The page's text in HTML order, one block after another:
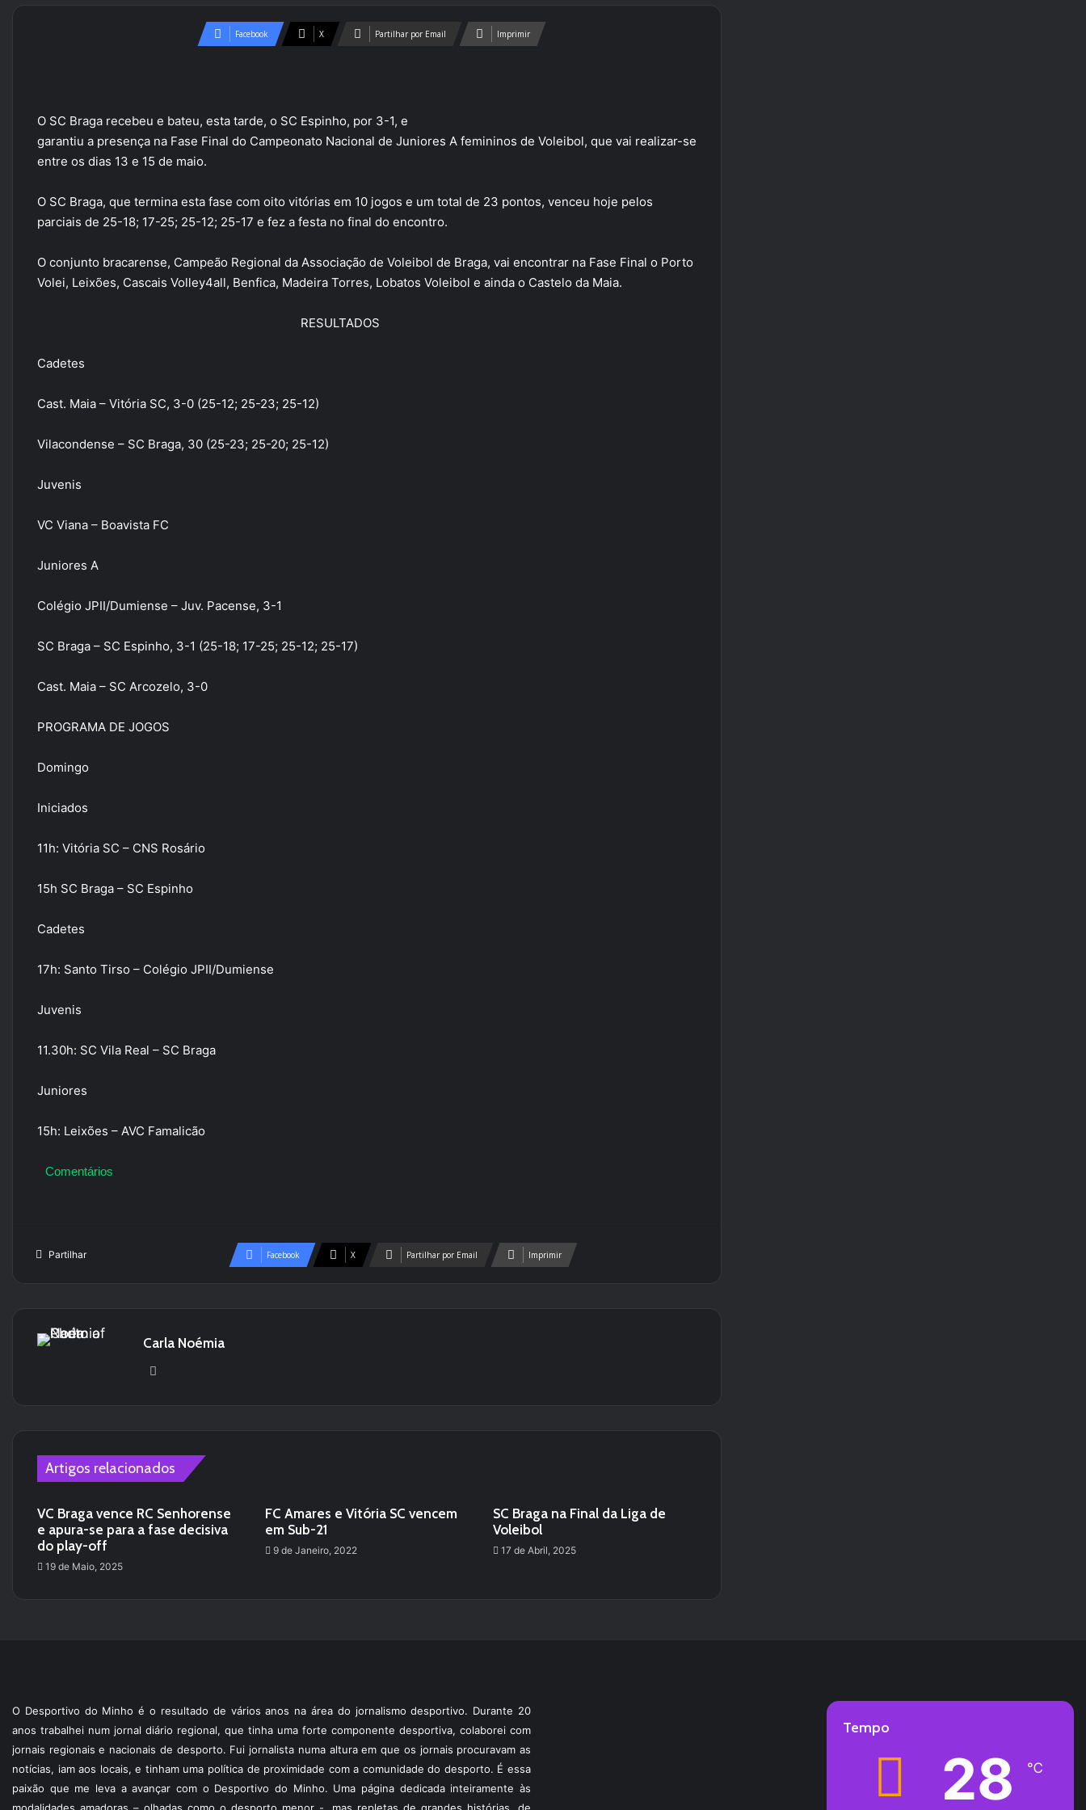
Facebook X Partilhar por Email Imprimir
O SC Braga recebeu e bateu, esta tarde, o SC Espinho, por 3-1, e
garantiu a presença na Fase Final do Campeonato Nacional de Juniores A femininos de Voleibol, que vai realizar-se
entre os dias 13 e 15 de maio.
O SC Braga, que termina esta fase com oito vitórias em 10 jogos e um total de 23 pontos, venceu hoje pelos
parciais de 25-18; 17-25; 25-12; 25-17 e fez a festa no final do encontro.
O conjunto bracarense, Campeão Regional da Associação de Voleibol de Braga, vai encontrar na Fase Final o Porto
Volei, Leixões, Cascais Volley4all, Benfica, Madeira Torres, Lobatos Voleibol e ainda o Castelo da Maia.
RESULTADOS
Cadetes
Cast. Maia – Vitória SC, 3-0 (25-12; 25-23; 25-12)
Vilacondense – SC Braga, 30 (25-23; 25-20; 25-12)
Juvenis
VC Viana – Boavista FC
Juniores A
Colégio JPII/Dumiense – Juv. Pacense, 3-1
SC Braga – SC Espinho, 3-1 (25-18; 17-25; 25-12; 25-17)
Cast. Maia – SC Arcozelo, 3-0
PROGRAMA DE JOGOS
Domingo
Iniciados
11h: Vitória SC – CNS Rosário
15h SC Braga – SC Espinho
Cadetes
17h: Santo Tirso – Colégio JPII/Dumiense
Juvenis
11.30h: SC Vila Real – SC Braga
Juniores
15h: Leixões – AVC Famalicão
Comentários
Partilhar Facebook X Partilhar por Email Imprimir
Carla Noémia
Artigos relacionados
VC Braga vence RC Senhorense
e apura-se para a fase decisiva
do play-off
19 de Maio, 2025
FC Amares e Vitória SC vencem
em Sub-21
9 de Janeiro, 2022
SC Braga na Final da Liga de
Voleibol
17 de Abril, 2025
O Desportivo do Minho é o resultado de vários anos na área do jornalismo desportivo. Durante 20
anos trabalhei num jornal diário regional, que tinha uma forte componente desportiva, colaborei com
jornais regionais e nacionais de desporto. Fui jornalista numa altura em que os jornais procuravam as
notícias, iam aos locais, e tinham uma política de proximidade com a comunidade do desporto. É essa
paixão que me leva a avançar com o Desportivo do Minho. Uma página dedicada inteiramente às
Tempo
28 ℃